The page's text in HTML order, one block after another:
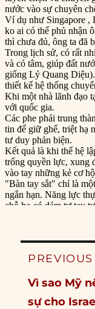
Post
PREVIOUS
Previous
post:
Vì sao Mỹ
sự cho